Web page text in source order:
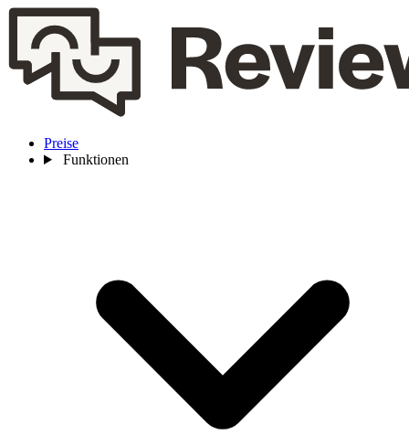
Preise
Funktionen